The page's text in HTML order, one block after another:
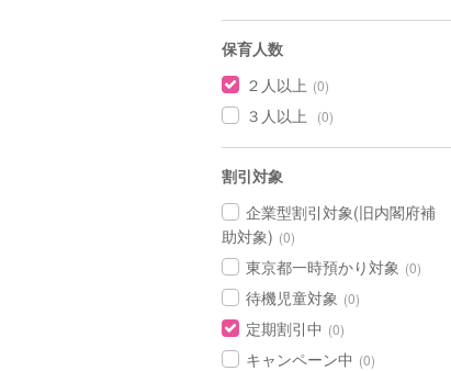
保育人数
２人以上 (0)
３人以上 (0)
割引対象
企業型割引対象(旧内閣府補
助対象) (0)
東京都一時預かり対象 (0)
待機児童対象 (0)
定期割引中 (0)
キャンペーン中 (0)